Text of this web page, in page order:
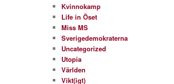
Kvinnokamp
Life in Öset
Miss MS
Sverigedemokraterna
Uncategorized
Utopia
Världen
Vikt(igt)